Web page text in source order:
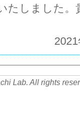
たしました。
Lab. All rights